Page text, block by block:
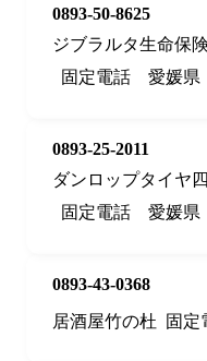
0893-50-8625
ジブラルタ生命保
固定電話
愛媛県
0893-25-2011
ダンロップタイヤ
固定電話
愛媛県
0893-43-0368
居酒屋竹の杜
固定